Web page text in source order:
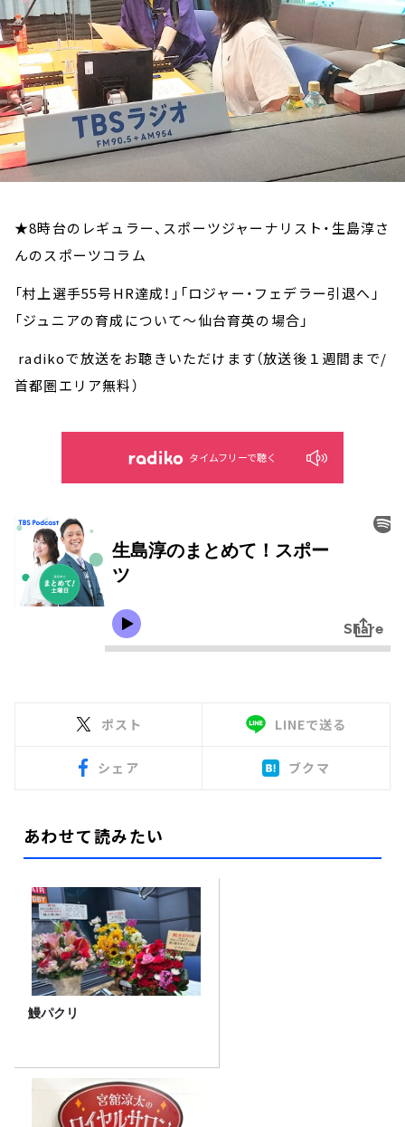
★8時台のレギュラー、スポーツジャーナリスト・生島淳さ
んのスポーツコラム
「村上選手55号HR達成！」「ロジャー・フェデラー引退へ」
「ジュニアの育成について～仙台育英の場合」
radikoで放送をお聴きいただけます（放送後１週間まで/
首都圏エリア無料）
タイムフリーで聴く
ポスト LINEで送る
シェア ブクマ
あわせて読みたい
鰻パクリ